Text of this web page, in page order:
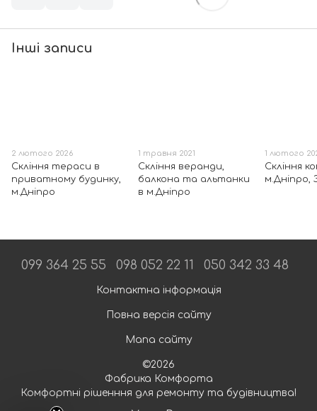
Інші записи
2 лютого 2026
Скління тераси в
приватному будинку,
м.Дніпро
1 травня 2021
Скління веранди,
балкона та альтанки
в м.Дніпро
1 лютого
Скління
м.Дніпро,
099 364 25 55 098 052 22 11 050 342 33 48
Контактна інформація
Повна версія сайту
Мапа сайту
©2026
Фабрика Комфорта
Комфортні рішенння для ремонту та будівництва!